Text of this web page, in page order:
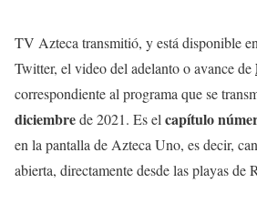
TV Azteca transmitió, y está disponible en
Twitter, el video del adelanto o avance de
correspondiente al programa que se
diciembrede 2021. Es el capítulo
en la pantalla de Azteca Uno, es decir,
abierta, directamente desde las playas de